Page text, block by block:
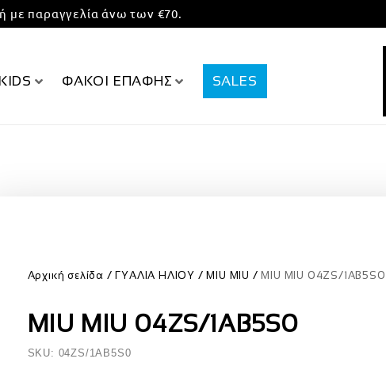
με παραγγελία άνω των €70.
ΦΑΚΟΙ ΕΠΑΦΗΣ SALES
Αρχική σελίδα ΓΥΑΛΙΑ ΗΛΙΟΥ MIU MIU MIU MIU 04ZS/1AB5S0
MIU MIU 04ZS/1AB5S0
SKU: 04ZS/1AB5S0